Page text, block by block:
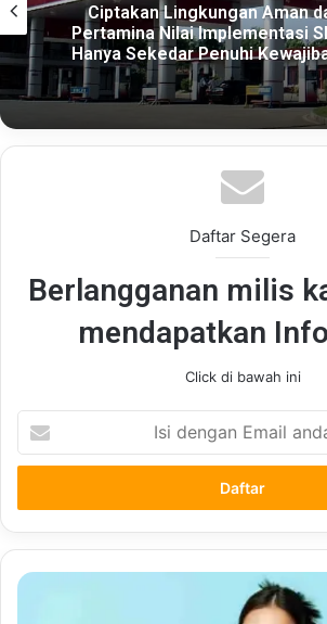
Ciptakan Lingkungan Aman
Pertamina Nilai Implementasi
Hanya Sekedar Penuhi
Daftar Segera
Berlangganan milis
mendapatkan
Click di bawah ini
dengan
Email
Berikut